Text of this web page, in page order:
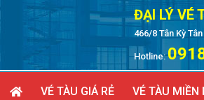
ĐẠI LÝ VÉ
466/8 Tân Kỳ
Hotline:
VÉ TÀU GIÁ RẺ VÉ TÀU MIỀN